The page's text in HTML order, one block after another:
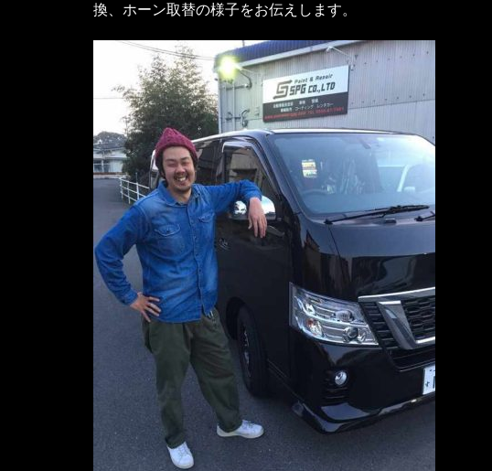
換、ホーン取替の様子をお伝えします。